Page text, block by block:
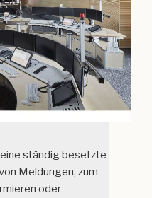
ständig besetzte
Meldungen, zum
oder